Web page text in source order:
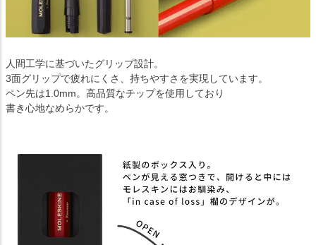
人間工学に基づいたグリップ設計。
3面グリップで疲れにくさ、持ちやすさを実現しています。
ペン先は1.0mm。高品質なチップを使用しており
書き心地なめらかです。